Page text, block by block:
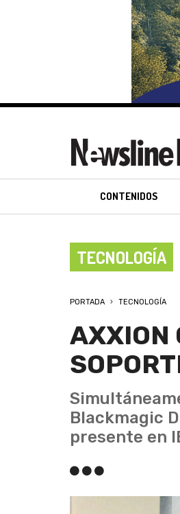
CONTENIDOS
TECNOLOGÍA
PORTADA TECNOLOGÍA
AXXION
Blackmagic
presente en